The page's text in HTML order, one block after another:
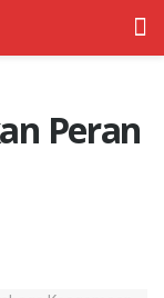
Peran